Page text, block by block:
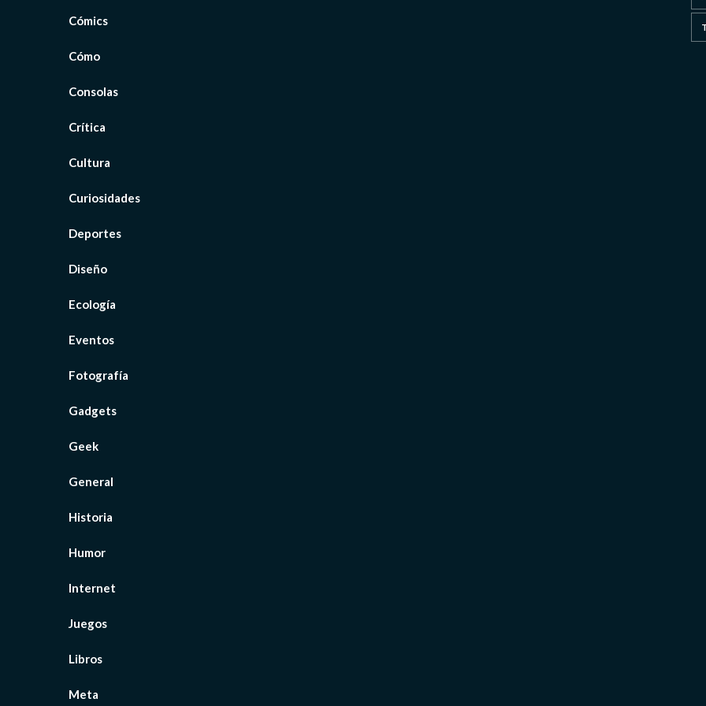
Cómics
Cómo
Consolas
Crítica
Cultura
Curiosidades
Deportes
Diseño
Ecología
Eventos
Fotografía
Gadgets
Geek
General
Historia
Humor
Internet
Juegos
Libros
Meta